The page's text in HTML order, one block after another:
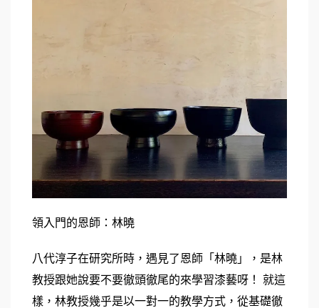
領入門的恩師：林曉
八代淳子在研究所時，遇見了恩師「林曉」，是林
教授跟她說要不要徹頭徹尾的來學習漆藝呀！ 就這
樣，林教授幾乎是以一對一的教學方式，從基礎徹